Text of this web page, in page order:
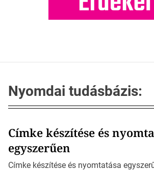
Nyomdai tudásbázis:
Címke készítése és
egyszerűen
Címke készítése és nyomtatása